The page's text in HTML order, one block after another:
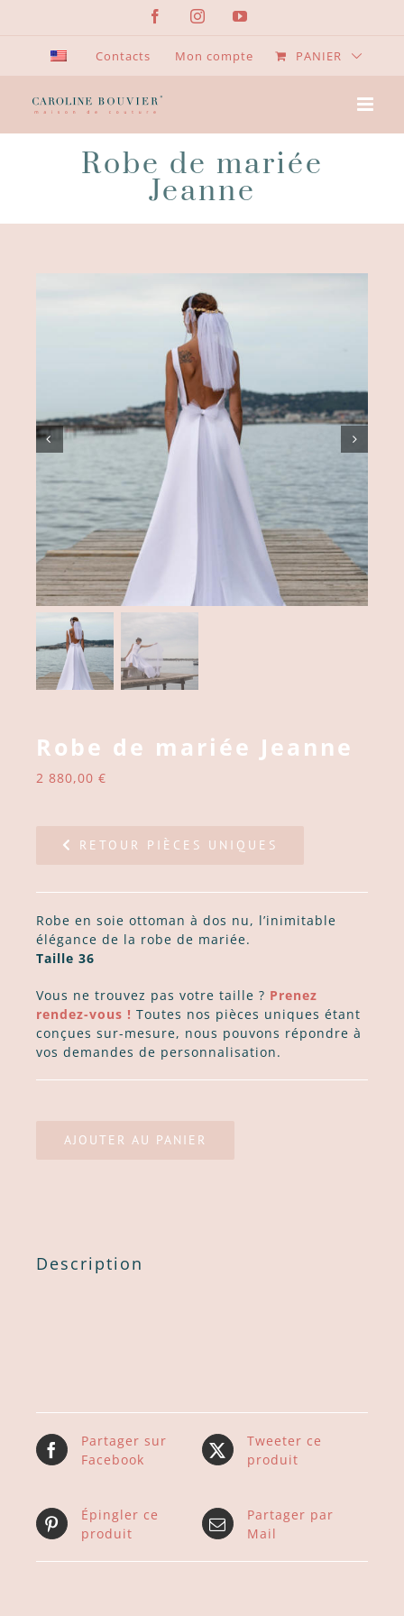
contenu
FacebookInstagramYouTube
Contacts Mon compte PANIER
Robe de mariée
Jeanne
Robe de mariée Jeanne
2 880,00 €
RETOUR PIÈCES UNIQUES
Robe en soie ottoman à dos nu, l’inimitable
élégance de la robe de mariée.
Taille 36
Vous ne trouvez pas votre taille ? Prenez
rendez-vous ! Toutes nos pièces uniques étant
conçues sur-mesure, nous pouvons répondre à
vos demandes de personnalisation.
AJOUTER AU PANIER
Description
Partager sur
Facebook
Tweeter ce
produit
Épingler ce
produit
Partager par
Mail